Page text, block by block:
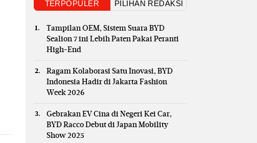
TERPOPULER PILIHAN REDAKSI
Tampilan OEM, Sistem Suara BYD
Sealion 7 ini Lebih Paten Pakai Peranti
High-End
Ragam Kolaborasi Satu Inovasi, BYD
Indonesia Hadir di Jakarta Fashion
Week 2026
Gebrakan EV Cina di Negeri Kei Car,
BYD Racco Debut di Japan Mobility
Show 2025